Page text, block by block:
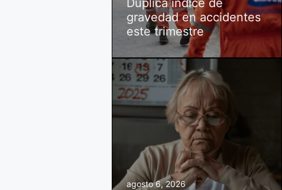
Duplica índice de
gravedad en accidentes
este trimestre
agosto 6, 2026